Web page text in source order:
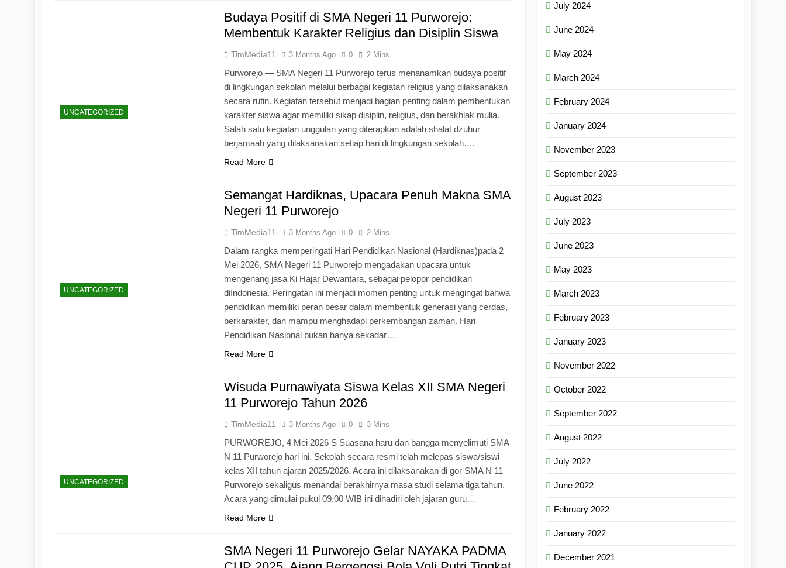
UNCATEGORIZED
Budaya Positif di SMA Negeri 11 Purworejo:
Membentuk Karakter Religius dan Disiplin Siswa
TimMedia11 3 Months Ago 0 2 Mins
Purworejo — SMA Negeri 11 Purworejo terus menanamkan budaya positif
di lingkungan sekolah melalui berbagai kegiatan religius yang dilaksanakan
secara rutin. Kegiatan tersebut menjadi bagian penting dalam pembentukan
karakter siswa agar memiliki sikap disiplin, religius, dan berakhlak mulia.
Salah satu kegiatan unggulan yang diterapkan adalah shalat dzuhur
berjamaah yang dilaksanakan setiap hari di lingkungan sekolah….
Read More
UNCATEGORIZED
Semangat Hardiknas, Upacara Penuh Makna SMA
Negeri 11 Purworejo
TimMedia11 3 Months Ago 0 2 Mins
Dalam rangka memperingati Hari Pendidikan Nasional (Hardiknas)pada 2
Mei 2026, SMA Negeri 11 Purworejo mengadakan upacara untuk
mengenang jasa Ki Hajar Dewantara, sebagai pelopor pendidikan
diIndonesia. Peringatan ini menjadi momen penting untuk mengingat bahwa
pendidikan memiliki peran besar dalam membentuk generasi yang cerdas,
berkarakter, dan mampu menghadapi perkembangan zaman. Hari
Pendidikan Nasional bukan hanya sekadar…
Read More
UNCATEGORIZED
Wisuda Purnawiyata Siswa Kelas XII SMA Negeri
11 Purworejo Tahun 2026
TimMedia11 3 Months Ago 0 3 Mins
PURWOREJO, 4 Mei 2026 S Suasana haru dan bangga menyelimuti SMA
N 11 Purworejo hari ini. Sekolah secara resmi telah melepas siswa/siswi
kelas XII tahun ajaran 2025/2026. Acara ini dilaksanakan di gor SMA N 11
Purworejo sekaligus menandai berakhirnya masa studi selama tiga tahun.
Acara yang dimulai pukul 09.00 WIB ini dihadiri oleh jajaran guru…
Read More
SMA Negeri 11 Purworejo Gelar NAYAKA PADMA
July 2024
June 2024
May 2024
March 2024
February 2024
January 2024
November 2023
September 2023
August 2023
July 2023
June 2023
May 2023
March 2023
February 2023
January 2023
November 2022
October 2022
September 2022
August 2022
July 2022
June 2022
February 2022
January 2022
December 2021